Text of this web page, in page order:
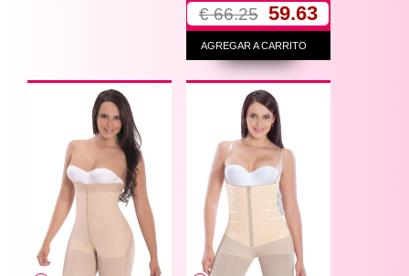
€ 66.25 59.63
AGREGAR A CARRITO